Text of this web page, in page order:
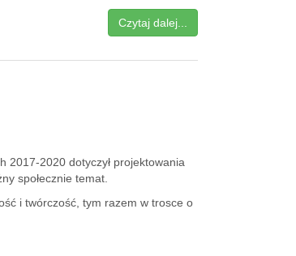
Czytaj dalej...
2017-2020 dotyczył projektowania
społecznie temat.
i twórczość, tym razem w trosce o